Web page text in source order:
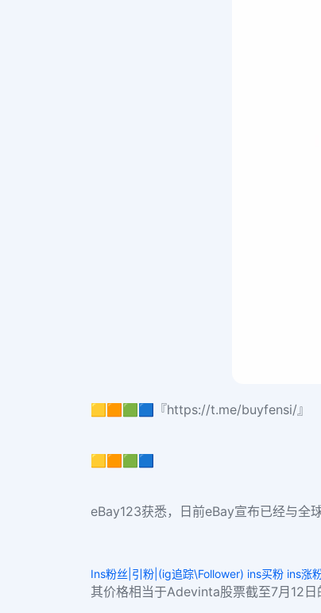
🟨🟧🟩🟦『https://t.me/buyfensi/』
🟨🟧🟩🟦
eBay123获悉，日前eBay宣布已经与全
Ins粉丝|引粉|(ig追踪\Follower) ins买粉 ins涨
其价格相当于Adevinta股票截至7月12日